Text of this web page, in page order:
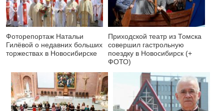
Фоторепортаж Натальи
Гилёвой о недавних больших
торжествах в Новосибирске
Приходской театр из Томска
совершил гастрольную
поездку в Новосибирск (+
ФОТО)